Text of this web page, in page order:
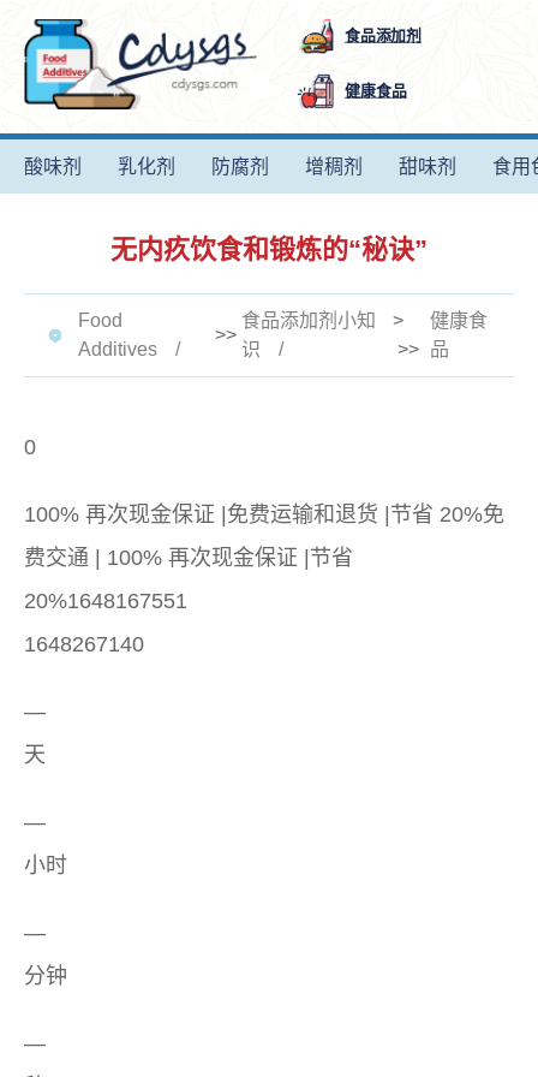
食品添加剂
健康食品
酸味剂 乳化剂 防腐剂 增稠剂 甜味剂 食用
无内疚饮食和锻炼的“秘诀”
Food
Additives
>>
食品添加剂小知
识
>
>>
健康食
品
0
100% 再次现金保证 |免费运输和退货 |节省 20%免
费交通 | 100% 再次现金保证 |节省
20%1648167551
1648267140
—
天
—
小时
—
分钟
—